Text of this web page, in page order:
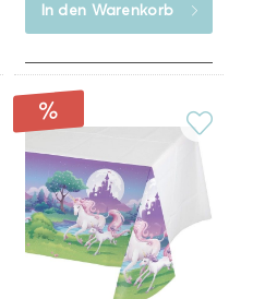
In den Warenkorb